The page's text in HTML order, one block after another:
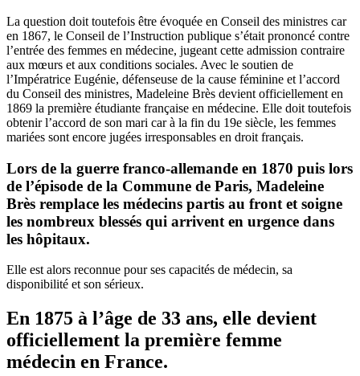
La question doit toutefois être évoquée en Conseil des ministres car
en 1867, le Conseil de l’Instruction publique s’était prononcé contre
l’entrée des femmes en médecine, jugeant cette admission contraire
aux mœurs et aux conditions sociales. Avec le soutien de
l’Impératrice Eugénie, défenseuse de la cause féminine et l’accord
du Conseil des ministres, Madeleine Brès devient officiellement en
1869 la première étudiante française en médecine. Elle doit toutefois
obtenir l’accord de son mari car à la fin du 19e siècle, les femmes
mariées sont encore jugées irresponsables en droit français.
Lors de la guerre franco-allemande en 1870 puis lors
de l’épisode de la Commune de Paris, Madeleine
Brès remplace les médecins partis au front et soigne
les nombreux blessés qui arrivent en urgence dans
les hôpitaux.
Elle est alors reconnue pour ses capacités de médecin, sa
disponibilité et son sérieux.
En 1875 à l’âge de 33 ans, elle devient
officiellement la première femme
médecin en France.